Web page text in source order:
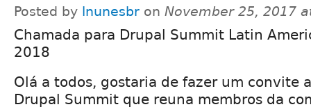
Posted by lnunesbr on November 25, 2017
Chamada para Drupal Summit Latin
2018
Olá a todos, gostaria de fazer um convite
Drupal Summit que reuna membros da